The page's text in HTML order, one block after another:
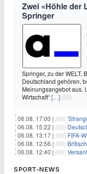
Zwei «Höhle der
Springer
Springer, zu der WELT,
Deutschland gehören,
Meinungsangebot aus.
Wirtschaft“[…] (00)
06.08. 17:00 | (00) 'Stranger
06.08. 15:22 | (00)
06.08. 13:17 | (00) FIFA-
06.08. 12:56 | (00)
06.08. 12:40 | (00)
SPORT-NEWS